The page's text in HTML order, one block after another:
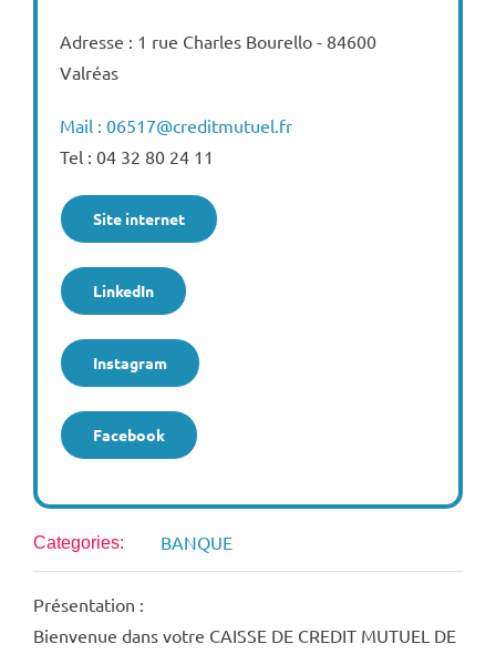
Adresse : 1 rue Charles Bourello - 84600
Valréas
Mail : 06517@creditmutuel.fr
Tel : 04 32 80 24 11
Site internet
LinkedIn
Instagram
Facebook
Categories: BANQUE
Présentation :
Bienvenue dans votre CAISSE DE CREDIT MUTUEL DE